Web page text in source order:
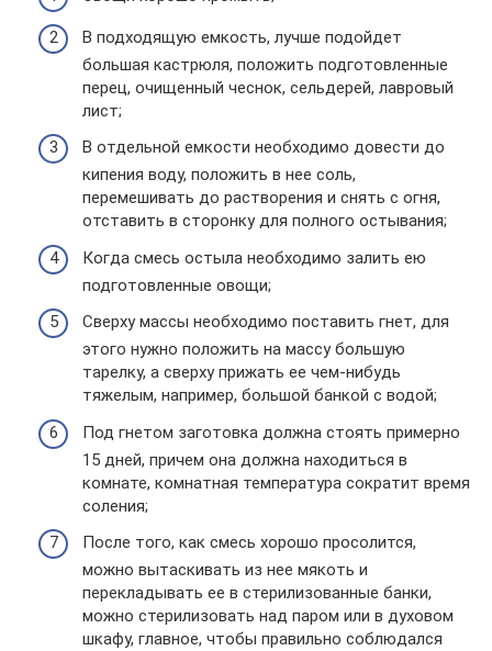
В подходящую емкость, лучше подойдет
большая кастрюля, положить подготовленные
перец, очищенный чеснок, сельдерей, лавровый
лист;
В отдельной емкости необходимо довести до
кипения воду, положить в нее соль,
перемешивать до растворения и снять с огня,
отставить в сторонку для полного остывания;
Когда смесь остыла необходимо залить ею
подготовленные овощи;
Сверху массы необходимо поставить гнет, для
этого нужно положить на массу большую
тарелку, а сверху прижать ее чем-нибудь
тяжелым, например, большой банкой с водой;
Под гнетом заготовка должна стоять примерно
15 дней, причем она должна находиться в
комнате, комнатная температура сократит время
соления;
После того, как смесь хорошо просолится,
можно вытаскивать из нее мякоть и
перекладывать ее в стерилизованные банки,
можно стерилизовать над паром или в духовом
шкафу, главное, чтобы правильно соблюдался